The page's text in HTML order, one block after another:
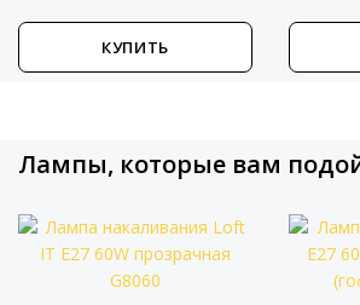
КУПИТЬ
Лампы, которые вам